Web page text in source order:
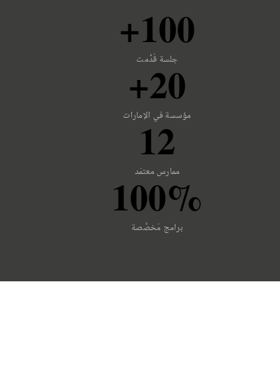
100+
جلسة قُدِّمت
20+
مؤسسة في الإمارات
12
ممارس معتمَد
100%
برامج مُخصَّصة